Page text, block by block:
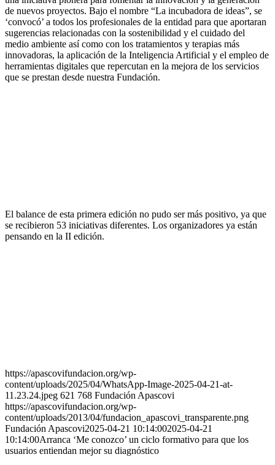
de nuevos proyectos. Bajo el nombre “La incubadora de ideas”, se
‘convocó’ a todos los profesionales de la entidad para que aportaran
sugerencias relacionadas con la sostenibilidad y el cuidado del
medio ambiente así como con los tratamientos y terapias más
innovadoras, la aplicación de la Inteligencia Artificial y el empleo de
herramientas digitales que repercutan en la mejora de los servicios
que se prestan desde nuestra Fundación.
El balance de esta primera edición no pudo ser más positivo, ya que
se recibieron 53 iniciativas diferentes. Los organizadores ya están
pensando en la II edición.
https://apascovifundacion.org/wp-
content/uploads/2025/04/WhatsApp-Image-2025-04-21-at-
11.23.24.jpeg 621 768 Fundación Apascovi
https://apascovifundacion.org/wp-
content/uploads/2013/04/fundacion_apascovi_transparente.png
Fundación Apascovi2025-04-21 10:14:002025-04-21
10:14:00Arranca ‘Me conozco’ un ciclo formativo para que los
usuarios entiendan mejor su diagnóstico